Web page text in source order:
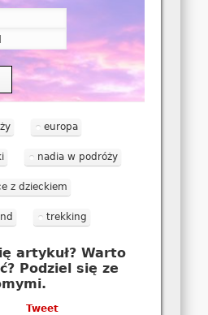
europa
nadia w podróży
z dzieckiem
trekking
artykuł? Warto
Podziel się ze
Tweet